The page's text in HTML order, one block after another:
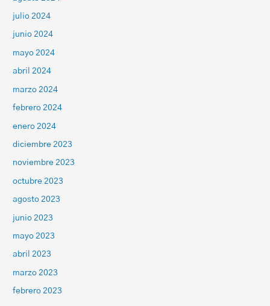
julio 2024
junio 2024
mayo 2024
abril 2024
marzo 2024
febrero 2024
enero 2024
diciembre 2023
noviembre 2023
octubre 2023
agosto 2023
junio 2023
mayo 2023
abril 2023
marzo 2023
febrero 2023